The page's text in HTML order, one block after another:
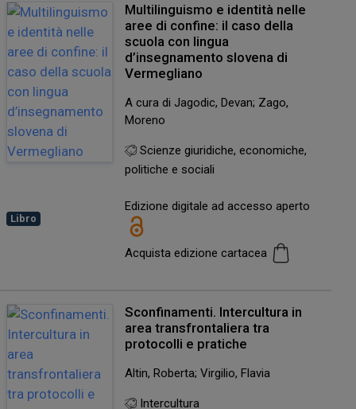
Libro
Multilinguismo e identità nelle
aree di confine: il caso della
scuola con lingua
d’insegnamento slovena di
Vermegliano
A cura di Jagodic, Devan; Zago,
Moreno
Scienze giuridiche, economiche,
politiche e sociali
Edizione digitale ad accesso aperto
Acquista edizione cartacea
Sconfinamenti. Intercultura in
area transfrontaliera tra
protocolli e pratiche
Altin, Roberta; Virgilio, Flavia
Intercultura